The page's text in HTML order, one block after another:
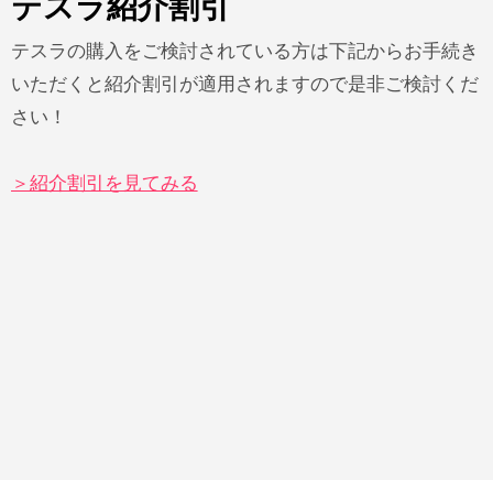
テスラの購入をご検討されている方は下記からお手続き
いただくと紹介割引が適用されますので是非ご検討くだ
さい！
＞紹介割引を見てみる